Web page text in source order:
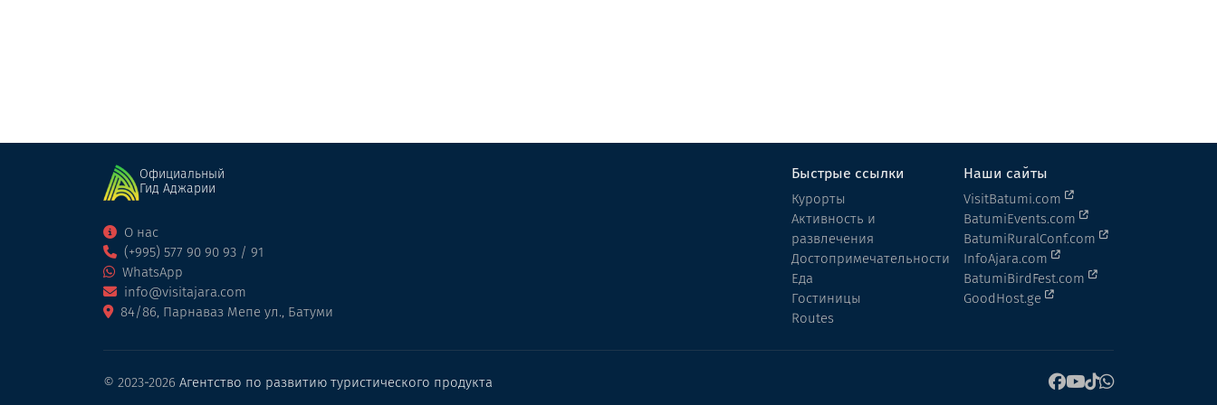
Официальный
Гид Аджарии
О нас
(+995) 577 90 90 93 / 91
WhatsApp
info@visitajara.com
84/86, Парнаваз Мепе ул., Батуми
Быстрые ссылки
Курорты
Активность и
развлечения
Достопримечательности
Еда
Гостиницы
Routes
Наши сайты
VisitBatumi.com
BatumiEvents.com
BatumiRuralConf.com
InfoAjara.com
BatumiBirdFest.com
GoodHost.ge
© 2023-2026 Агентство по развитию туристического продукта